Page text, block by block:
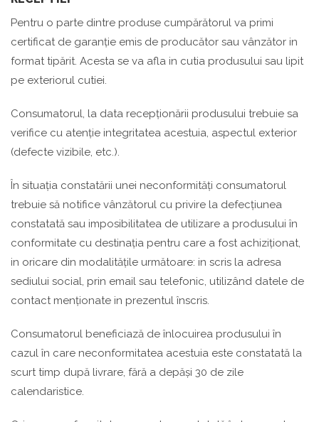
Pentru o parte dintre produse cumpărătorul va primi
certificat de garanție emis de producător sau vânzător in
format tipărit. Acesta se va afla in cutia produsului sau lipit
pe exteriorul cutiei.
Consumatorul, la data recepționării produsului trebuie sa
verifice cu atenție integritatea acestuia, aspectul exterior
(defecte vizibile, etc.).
În situația constatării unei neconformități consumatorul
trebuie să notifice vânzătorul cu privire la defecțiunea
constatată sau imposibilitatea de utilizare a produsului în
conformitate cu destinația pentru care a fost achiziționat,
in oricare din modalitățile următoare: in scris la adresa
sediului social, prin email sau telefonic, utilizând datele de
contact menționate in prezentul înscris.
Consumatorul beneficiază de înlocuirea produsului în
cazul în care neconformitatea acestuia este constatată la
scurt timp după livrare, fără a depăși 30 de zile
calendaristice.